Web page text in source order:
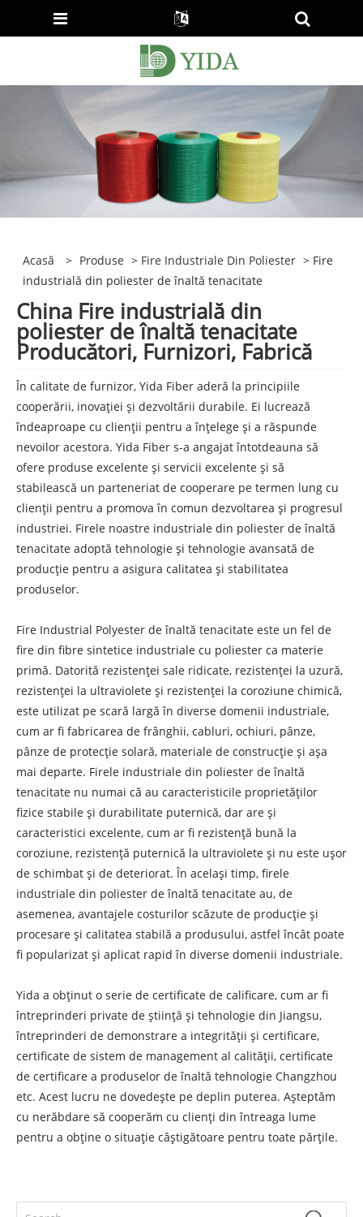
Acasă > Produse > Fire Industriale Din Poliester > Fire
industrială din poliester de înaltă tenacitate
China Fire industrială din
poliester de înaltă tenacitate
Producători, Furnizori, Fabrică
În calitate de furnizor, Yida Fiber aderă la principiile
cooperării, inovației și dezvoltării durabile. Ei lucrează
îndeaproape cu clienții pentru a înțelege și a răspunde
nevoilor acestora. Yida Fiber s-a angajat întotdeauna să
ofere produse excelente și servicii excelente și să
stabilească un parteneriat de cooperare pe termen lung cu
clienții pentru a promova în comun dezvoltarea și progresul
industriei. Firele noastre industriale din poliester de înaltă
tenacitate adoptă tehnologie și tehnologie avansată de
producție pentru a asigura calitatea și stabilitatea
produselor.
Fire Industrial Polyester de înaltă tenacitate este un fel de
fire din fibre sintetice industriale cu poliester ca materie
primă. Datorită rezistenței sale ridicate, rezistenței la uzură,
rezistenței la ultraviolete și rezistenței la coroziune chimică,
este utilizat pe scară largă în diverse domenii industriale,
cum ar fi fabricarea de frânghii, cabluri, ochiuri, pânze,
pânze de protecție solară, materiale de construcție și așa
mai departe. Firele industriale din poliester de înaltă
tenacitate nu numai că au caracteristicile proprietăților
fizice stabile și durabilitate puternică, dar are și
caracteristici excelente, cum ar fi rezistență bună la
coroziune, rezistență puternică la ultraviolete și nu este ușor
de schimbat și de deteriorat. În același timp, firele
industriale din poliester de înaltă tenacitate au, de
asemenea, avantajele costurilor scăzute de producție și
procesare și calitatea stabilă a produsului, astfel încât poate
fi popularizat și aplicat rapid în diverse domenii industriale.
Yida a obținut o serie de certificate de calificare, cum ar fi
întreprinderi private de știință și tehnologie din Jiangsu,
întreprinderi de demonstrare a integrității și certificare,
certificate de sistem de management al calității, certificate
de certificare a produselor de înaltă tehnologie Changzhou
etc. Acest lucru ne dovedește pe deplin puterea. Așteptăm
cu nerăbdare să cooperăm cu clienți din întreaga lume
pentru a obține o situație câștigătoare pentru toate părțile.